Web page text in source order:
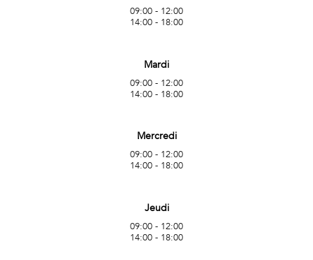
09:00 - 12:00
14:00 - 18:00
Mardi
09:00 - 12:00
14:00 - 18:00
Mercredi
09:00 - 12:00
14:00 - 18:00
Jeudi
09:00 - 12:00
14:00 - 18:00